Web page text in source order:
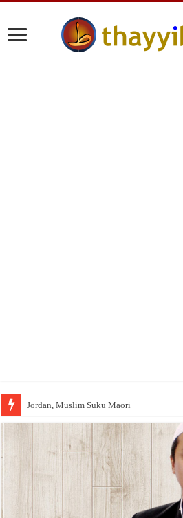
Jordan, Muslim Suku Maori
Wakaf Emas Muktamar